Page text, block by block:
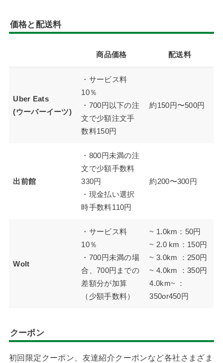
価格と配送料
商品価格 配送料
Uber Eats
(ウーバーイーツ)
・サービス料
10％
・700円以下の注
文で少額注文手
数料150円
約150円〜500円
出前館
・800円未満の注
文で少額手数料
330円
・現金払い選択
時手数料110円
約200〜300円
Wolt
・サービス料
10％
・700円未満の場
合、700円までの
差額分が加算
（少額手数料）
~ 1.0km：50円
~ 2.0 km：150円
~ 3.0km ：250円
~ 4.0km ：350円
4.0km~ ：
350or450円
クーポン
初回限定クーポン、友達紹介クーポンなど各社さまざま